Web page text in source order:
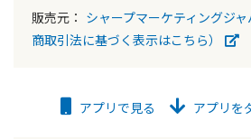
販売元： シャープマーケティングジ
商取引法に基づく表示はこちら）
アプリで見る アプリを